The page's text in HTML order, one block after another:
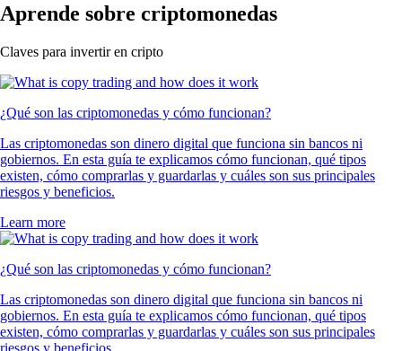
Aprende sobre criptomonedas
Claves para invertir en cripto
¿Qué son las criptomonedas y cómo funcionan?
Las criptomonedas son dinero digital que funciona sin bancos ni
gobiernos. En esta guía te explicamos cómo funcionan, qué tipos
existen, cómo comprarlas y guardarlas y cuáles son sus principales
riesgos y beneficios.
Learn more
¿Qué son las criptomonedas y cómo funcionan?
Las criptomonedas son dinero digital que funciona sin bancos ni
gobiernos. En esta guía te explicamos cómo funcionan, qué tipos
existen, cómo comprarlas y guardarlas y cuáles son sus principales
riesgos y beneficios.